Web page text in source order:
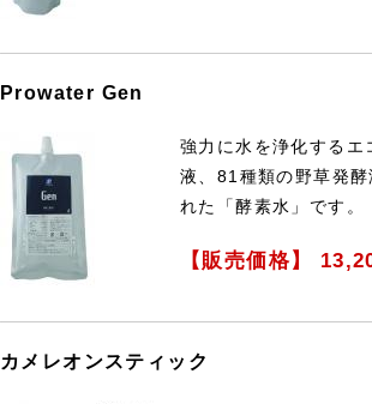
Prowater Gen
強力に水を浄化するエ
液、81種類の野草発
れた「酵素水」です。
【販売価格】
カメレオンスティック